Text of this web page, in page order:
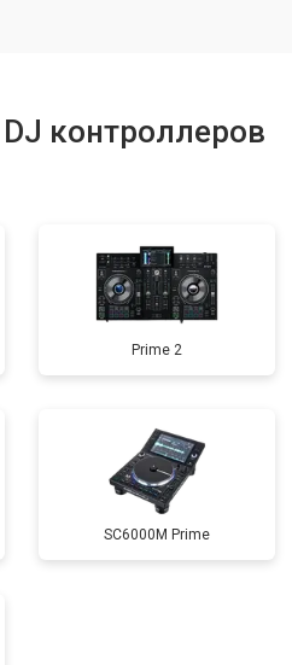
контроллеров
Prime 2
SC6000M Prime